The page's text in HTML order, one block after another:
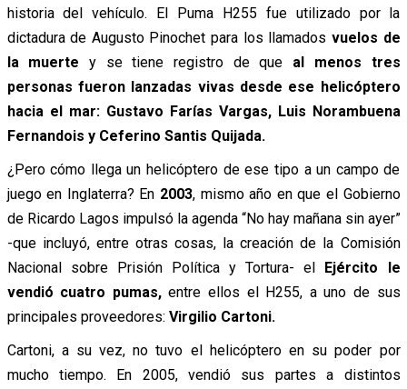
historia del vehículo. El Puma H255 fue utilizado por la
dictadura de Augusto Pinochet para los llamados vuelos de
la muerte y se tiene registro de que al menos tres
personas fueron lanzadas vivas desde ese helicóptero
hacia el mar: Gustavo Farías Vargas, Luis Norambuena
Fernandois y Ceferino Santis Quijada.
¿Pero cómo llega un helicóptero de ese tipo a un campo de
juego en Inglaterra? En 2003, mismo año en que el Gobierno
de Ricardo Lagos impulsó la agenda “No hay mañana sin ayer”
-que incluyó, entre otras cosas, la creación de la Comisión
Nacional sobre Prisión Política y Tortura- el Ejército le
vendió cuatro pumas,entre ellos el H255, a uno de sus
principales proveedores: Virgilio Cartoni.
Cartoni, a su vez, no tuvo el helicóptero en su poder por
mucho tiempo. En 2005, vendió sus partes a distintos